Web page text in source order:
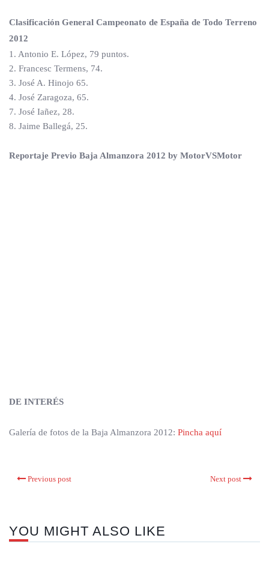
Clasificación General Campeonato de España de Todo Terreno
2012
1. Antonio E. López, 79 puntos.
2. Francesc Termens, 74.
3. José A. Hinojo 65.
4. José Zaragoza, 65.
7. José Iañez, 28.
8. Jaime Ballegá, 25.
Reportaje Previo Baja Almanzora 2012 by MotorVSMotor
DE INTERÉS
Galería de fotos de la Baja Almanzora 2012: Pincha aquí
Previous post Next post
YOU MIGHT ALSO LIKE